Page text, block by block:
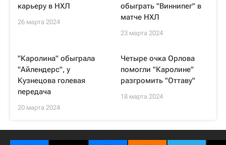
карьеру в НХЛ
26 марта 2024
обыграть "Виннипег" в
матче НХЛ
23 марта 2024
"Каролина" обыграла
"Айлендерс", у
Кузнецова голевая
передача
20 марта 2024
Четыре очка Орлова
помогли "Каролине"
разгромить "Оттаву"
18 марта 2024